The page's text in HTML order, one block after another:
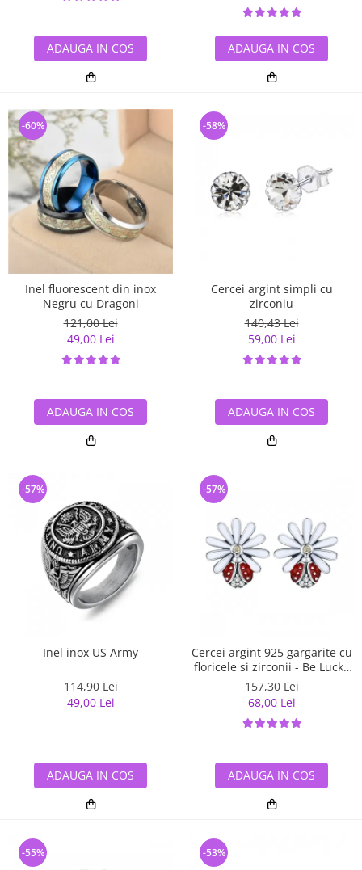
ADAUGA IN COS ADAUGA IN COS
Inel fluorescent din inox
Negru cu Dragoni
121,00 Lei
49,00 Lei
-60%
ADAUGA IN COS
Cercei argint simpli cu
zirconiu
140,43 Lei
59,00 Lei
-58%
ADAUGA IN COS
Inel inox US Army
114,90 Lei
49,00 Lei
-57%
ADAUGA IN COS
Cercei argint 925 gargarite cu
floricele si zirconii - Be Lucky
EST0022
157,30 Lei
68,00 Lei
-57%
ADAUGA IN COS
-55% -53%